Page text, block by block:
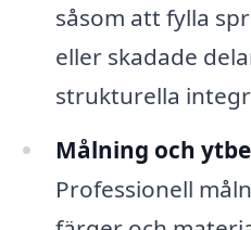
såsom att fylla
eller skadade
strukturella
Målning och
Professionell